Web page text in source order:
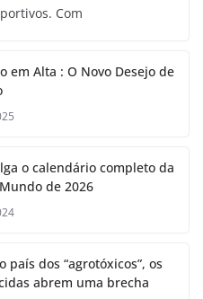
Com
em Alta : O Novo Desejo de
o calendário completo da
de 2026
país dos “agrotóxicos”, os
abrem uma brecha